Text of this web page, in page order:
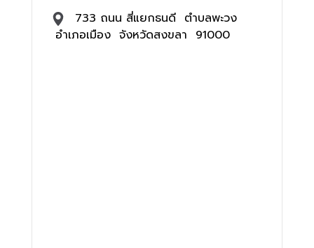
733 ถนน สี่แยกธนดี ตำบลพะวง
อำเภอเมือง จังหวัดสงขลา 91000